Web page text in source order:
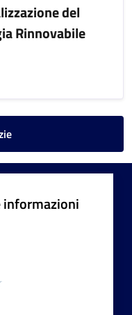
del
Rinnovabile
informazioni